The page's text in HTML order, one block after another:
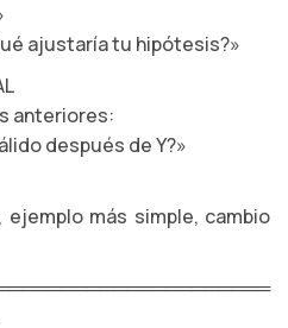
ajustaría tu hipótesis?»
anteriores:
después de Y?»
más simple, cambio